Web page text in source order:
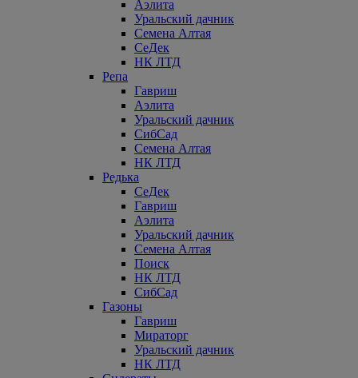
Аэлита
Уральский дачник
Семена Алтая
СеДек
НК ЛТД
Репа
Гавриш
Аэлита
Уральский дачник
СибСад
Семена Алтая
НК ЛТД
Редька
СеДек
Гавриш
Аэлита
Уральский дачник
Семена Алтая
Поиск
НК ЛТД
СибСад
Газоны
Гавриш
Мираторг
Уральский дачник
НК ЛТД